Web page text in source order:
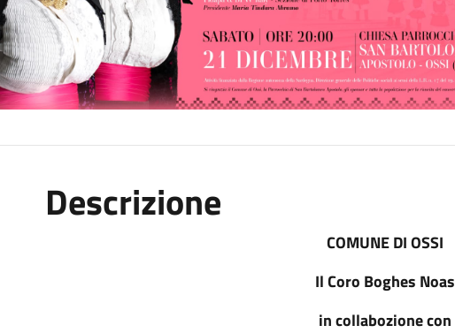
Descrizione
COMUNE DI OSSI
Il Coro Boghes Noas
in collabozione con